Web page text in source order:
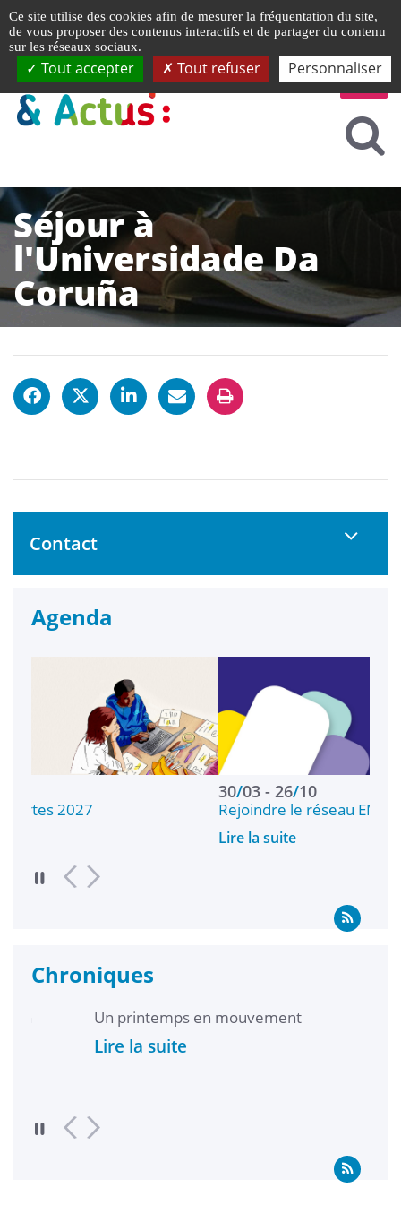
Séjour à
l'Universidade Da
Coruña
Contact
Agenda
10
Rejoindre le réseau EMERGE
Chroniques
Un printemps en mouvement
Lire la suite
Ce site utilise des cookies afin de mesurer la fréquentation du site,
de vous proposer des contenus interactifs et de partager du contenu
sur les réseaux sociaux.
Tout accepter Tout refuser Personnaliser